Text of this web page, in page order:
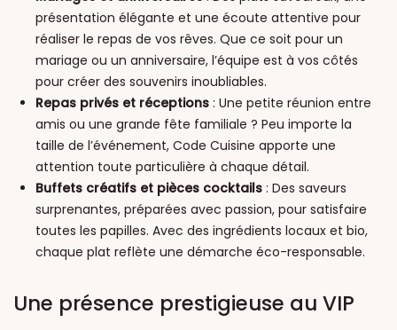
présentation élégante et une écoute attentive pour
réaliser le repas de vos rêves. Que ce soit pour un
mariage ou un anniversaire, l’équipe est à vos côtés
pour créer des souvenirs inoubliables.
Repas privés et réceptions : Une petite réunion entre
amis ou une grande fête familiale ? Peu importe la
taille de l’événement, Code Cuisine apporte une
attention toute particulière à chaque détail.
Buffets créatifs et pièces cocktails : Des saveurs
surprenantes, préparées avec passion, pour satisfaire
toutes les papilles. Avec des ingrédients locaux et bio,
chaque plat reflète une démarche éco-responsable.
Une présence prestigieuse au VIP